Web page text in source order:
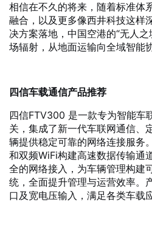
相信在不久的将来，随着标准体
融合，以及更多像西井科技这样
决方案落地，中国空港的“无人
场辐射，从地面运输向全域智能
四信车载通信产品推荐
四信FTV300 是一款专为智能车
关，集成了新一代车联网通信、
辆提供稳定可靠的网络连接服务
和双频WiFi构建高速数据传输通
全的网络接入，为车辆管理构建
统，全面提升管理与运营效率。
口及宽电压输入，满足各类车载